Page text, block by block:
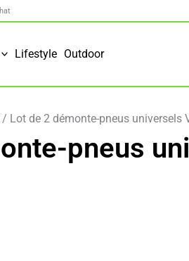
Lifestyle Outdoor
Lot de 2 démonte-pneus universels
pneus